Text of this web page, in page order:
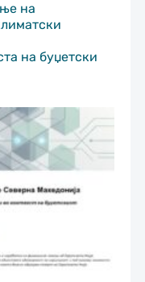
на
на буџетски